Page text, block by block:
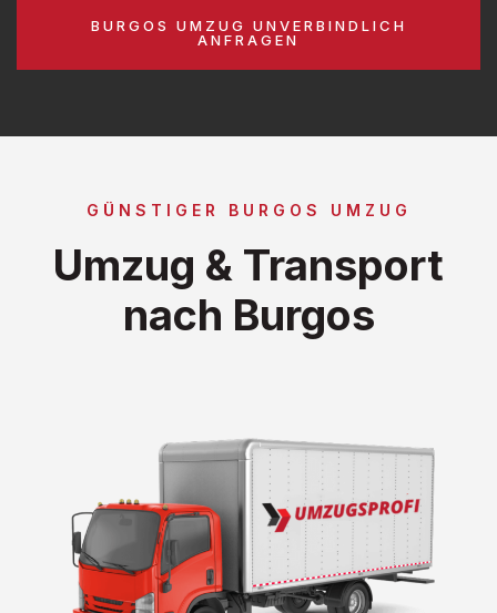
BURGOS UMZUG UNVERBINDLICH
ANFRAGEN
GÜNSTIGER BURGOS UMZUG
Umzug & Transport
nach Burgos